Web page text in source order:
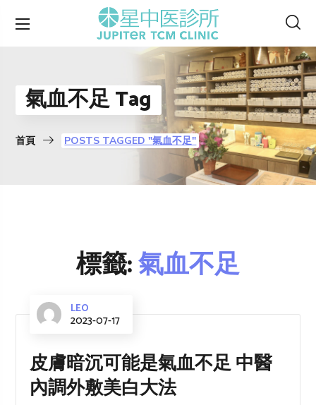
氣血不足 Tag
首頁 POSTS TAGGED "氣血不足"
標籤:氣血不足
LEO
2023-07-17
皮膚暗沉可能是氣血不足 中醫
內調外敷美白大法